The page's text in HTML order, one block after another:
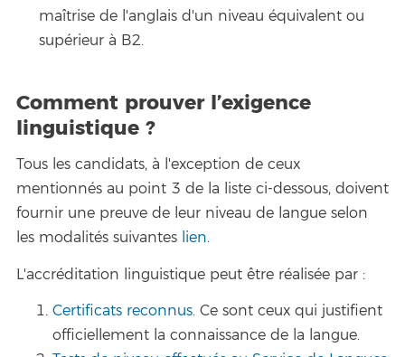
maîtrise de l'anglais d'un niveau équivalent ou
supérieur à B2.
Comment prouver l’exigence
linguistique ?
Tous les candidats, à l'exception de ceux
mentionnés au point 3 de la liste ci-dessous, doivent
fournir une preuve de leur niveau de langue selon
les modalités suivantes lien.
L'accréditation linguistique peut être réalisée par :
Certificats reconnus. Ce sont ceux qui justifient
officiellement la connaissance de la langue.